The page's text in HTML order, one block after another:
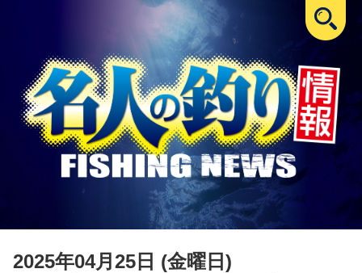
2025年04月25日 (金曜日)